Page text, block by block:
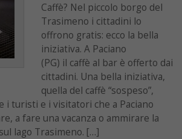
Caffè? Nel piccolo borgo del
Trasimeno i cittadini lo
offrono gratis: ecco la bella
iniziativa. A Paciano
(PG) il caffè al bar è offerto dai
cittadini. Una bella iniziativa,
quella del caffè “sospeso”,
i turisti e i visitatori che a Paciano
a fare una vacanza o ammirare la
lago Trasimeno. […]